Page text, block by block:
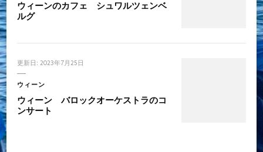
ウィーンのカフェ シュワルツェンベ
ルグ
更新日: 2023年7月25日
ウィーン
ウィーン バロックオーケストラのコ
ンサート